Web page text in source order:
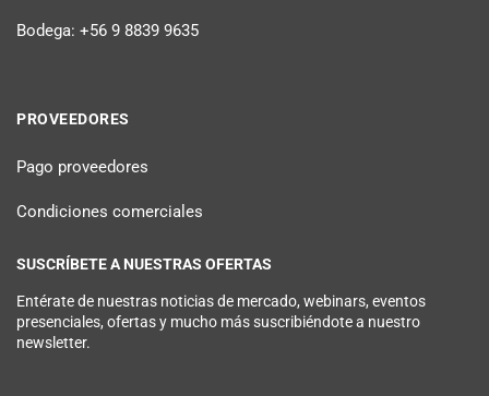
Bodega: +56 9 8839 9635
PROVEEDORES
Pago proveedores
Condiciones comerciales
SUSCRÍBETE A NUESTRAS OFERTAS
Entérate de nuestras noticias de mercado, webinars, eventos
presenciales, ofertas y mucho más suscribiéndote a nuestro
newsletter.